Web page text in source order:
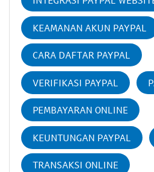
KEAMANAN AKUN PAYPAL
CARA DAFTAR PAYPAL
VERIFIKASI PAYPAL
PEMBAYARAN ONLINE
KEUNTUNGAN PAYPAL
TRANSAKSI ONLINE